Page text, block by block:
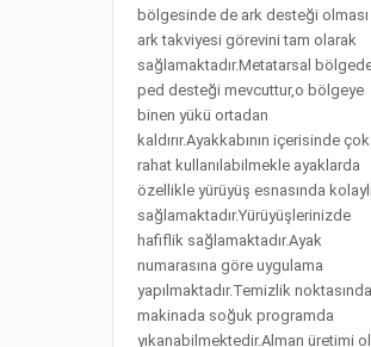
bölgesinde de ark desteği olması
ark takviyesi görevini tam olarak
sağlamaktadır.Metatarsal
ped desteği mevcuttur,o bölgeye
binen yükü ortadan
kaldırır.Ayakkabının içerisinde çok
rahat kullanılabilmekle ayaklarda
özellikle yürüyüş esnasında
sağlamaktadır.Yürüyüşlerinizde
hafiflik sağlamaktadır.Ayak
numarasına göre uygulama
yapılmaktadır.Temizlik noktasında
makinada soğuk programda
yıkanabilmektedir.Alman üretimi